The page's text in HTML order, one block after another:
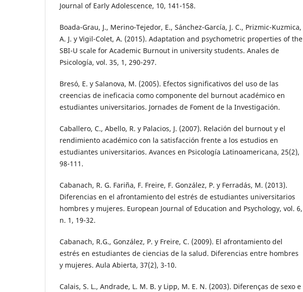
Journal of Early Adolescence, 10, 141-158.
Boada-Grau, J., Merino-Tejedor, E., Sánchez-García, J. C., Prizmic-Kuzmica,
A. J. y Vigil-Colet, A. (2015). Adaptation and psychometric properties of the
SBI-U scale for Academic Burnout in university students. Anales de
Psicología, vol. 35, 1, 290-297.
Bresó, E. y Salanova, M. (2005). Efectos significativos del uso de las
creencias de ineficacia como componente del burnout académico en
estudiantes universitarios. Jornades de Foment de la Investigación.
Caballero, C., Abello, R. y Palacios, J. (2007). Relación del burnout y el
rendimiento académico con la satisfacción frente a los estudios en
estudiantes universitarios. Avances en Psicología Latinoamericana, 25(2),
98-111.
Cabanach, R. G. Fariña, F. Freire, F. González, P. y Ferradás, M. (2013).
Diferencias en el afrontamiento del estrés de estudiantes universitarios
hombres y mujeres. European Journal of Education and Psychology, vol. 6,
n. 1, 19-32.
Cabanach, R.G., González, P. y Freire, C. (2009). El afrontamiento del
estrés en estudiantes de ciencias de la salud. Diferencias entre hombres
y mujeres. Aula Abierta, 37(2), 3-10.
Calais, S. L., Andrade, L. M. B. y Lipp, M. E. N. (2003). Diferenças de sexo e